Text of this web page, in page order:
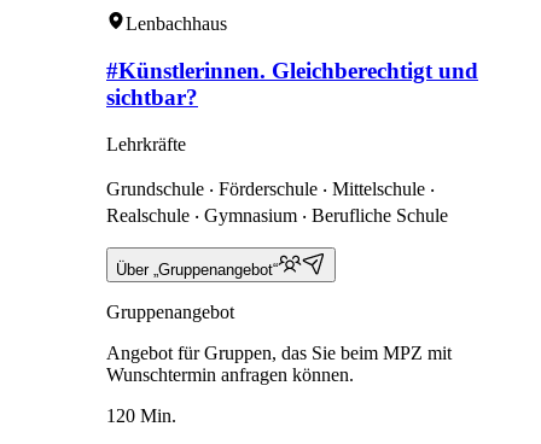
Lenbachhaus
#Künstlerinnen. Gleichberechtigt und
sichtbar?
Lehrkräfte
Grundschule ‧ Förderschule ‧ Mittelschule ‧
Realschule ‧ Gymnasium ‧ Berufliche Schule
Über „Gruppenangebot“
Gruppenangebot
Angebot für Gruppen, das Sie beim MPZ mit
Wunschtermin anfragen können.
120 Min.